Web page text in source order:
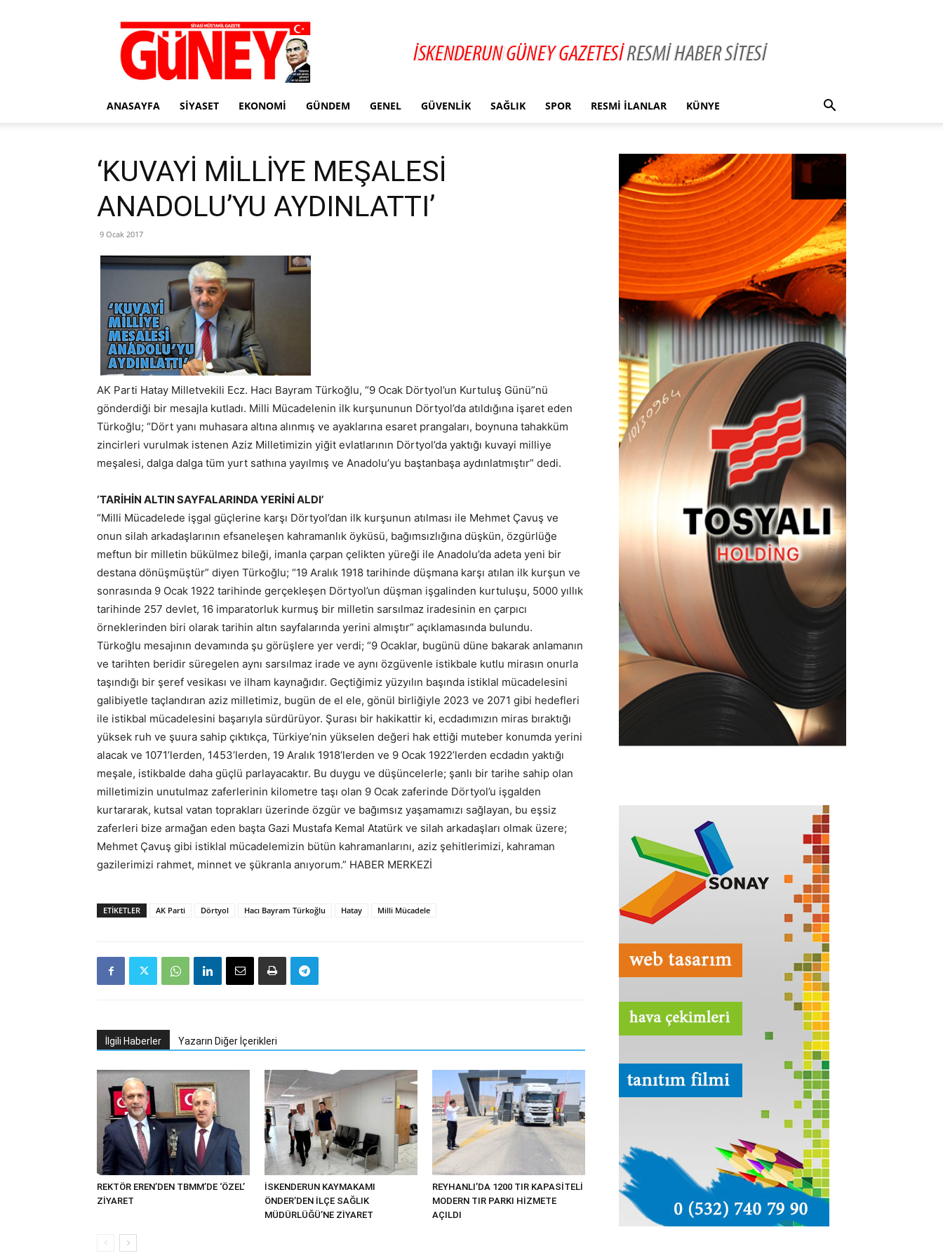
Gazete
Güney
ANASAYFA SIYASET EKONOMI GÜNDEM GENEL GÜVENLIK SAĞLIK SPOR RESMI İLANLAR KÜNYE
‘KUVAYİ MİLLİYE MEŞALESİ
ANADOLU’YU AYDINLATTI’
9 Ocak 2017
AK Parti Hatay Milletvekili Ecz. Hacı Bayram Türkoğlu, “9 Ocak Dörtyol’un Kurtuluş Günü”nü
gönderdiği bir mesajla kutladı. Milli Mücadelenin ilk kurşununun Dörtyol’da atıldığına işaret eden
Türkoğlu; “Dört yanı muhasara altına alınmış ve ayaklarına esaret prangaları, boynuna tahakküm
zincirleri vurulmak istenen Aziz Milletimizin yiğit evlatlarının Dörtyol’da yaktığı kuvayi milliye
meşalesi, dalga dalga tüm yurt sathına yayılmış ve Anadolu’yu baştanbaşa aydınlatmıştır” dedi.
‘TARİHİN ALTIN SAYFALARINDA YERİNİ ALDI’
“Milli Mücadelede işgal güçlerine karşı Dörtyol’dan ilk kurşunun atılması ile Mehmet Çavuş ve
onun silah arkadaşlarının efsaneleşen kahramanlık öyküsü, bağımsızlığına düşkün, özgürlüğe
meftun bir milletin bükülmez bileği, imanla çarpan çelikten yüreği ile Anadolu’da adeta yeni bir
destana dönüşmüştür” diyen Türkoğlu; “19 Aralık 1918 tarihinde düşmana karşı atılan ilk kurşun ve
sonrasında 9 Ocak 1922 tarihinde gerçekleşen Dörtyol’un düşman işgalinden kurtuluşu, 5000 yıllık
tarihinde 257 devlet, 16 imparatorluk kurmuş bir milletin sarsılmaz iradesinin en çarpıcı
örneklerinden biri olarak tarihin altın sayfalarında yerini almıştır” açıklamasında bulundu.
Türkoğlu mesajının devamında şu görüşlere yer verdi; “9 Ocaklar, bugünü düne bakarak anlamanın
ve tarihten beridir süregelen aynı sarsılmaz irade ve aynı özgüvenle istikbale kutlu mirasın onurla
taşındığı bir şeref vesikası ve ilham kaynağıdır. Geçtiğimiz yüzyılın başında istiklal mücadelesini
galibiyetle taçlandıran aziz milletimiz, bugün de el ele, gönül birliğiyle 2023 ve 2071 gibi hedefleri
ile istikbal mücadelesini başarıyla sürdürüyor. Şurası bir hakikattir ki, ecdadımızın miras bıraktığı
yüksek ruh ve şuura sahip çıktıkça, Türkiye’nin yükselen değeri hak ettiği muteber konumda yerini
alacak ve 1071’lerden, 1453’lerden, 19 Aralık 1918’lerden ve 9 Ocak 1922’lerden ecdadın yaktığı
meşale, istikbalde daha güçlü parlayacaktır. Bu duygu ve düşüncelerle; şanlı bir tarihe sahip olan
milletimizin unutulmaz zaferlerinin kilometre taşı olan 9 Ocak zaferinde Dörtyol’u işgalden
kurtararak, kutsal vatan toprakları üzerinde özgür ve bağımsız yaşamamızı sağlayan, bu eşsiz
zaferleri bize armağan eden başta Gazi Mustafa Kemal Atatürk ve silah arkadaşları olmak üzere;
Mehmet Çavuş gibi istiklal mücadelemizin bütün kahramanlarını, aziz şehitlerimizi, kahraman
gazilerimizi rahmet, minnet ve şükranla anıyorum.” HABER MERKEZİ
ETIKETLER AK Parti Dörtyol Hacı Bayram Türkoğlu Hatay Milli Mücadele
İlgili Haberler Yazarın Diğer İçerikleri
REKTÖR EREN’DEN TBMM’DE ‘ÖZEL’
ZİYARET
İSKENDERUN KAYMAKAMI
ÖNDER’DEN İLÇE SAĞLIK
MÜDÜRLÜĞÜ’NE ZİYARET
REYHANLI’DA 1200 TIR KAPASİTELİ
MODERN TIR PARKI HİZMETE
AÇILDI